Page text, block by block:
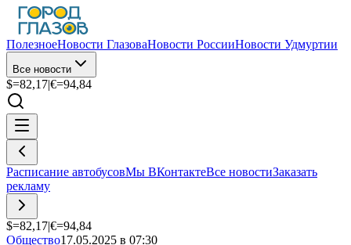
ПолезноеНовости ГлазоваНовости РоссииНовости Удмуртии
Все новости
$=82,17|€=94,84
Расписание автобусовМы ВКонтактеВсе новостиЗаказать
рекламу
$=82,17|€=94,84
Общество17.05.2025 в 07:30